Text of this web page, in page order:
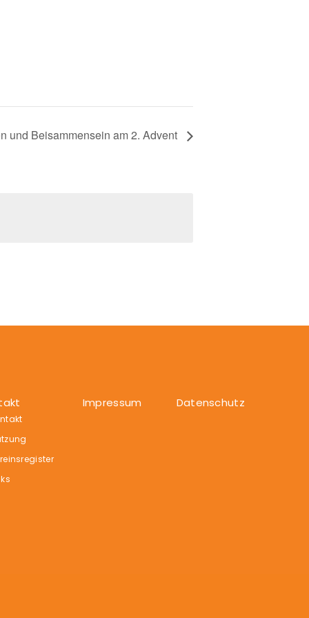
und Beisammensein am 2. Advent
Impressum Datenschutz